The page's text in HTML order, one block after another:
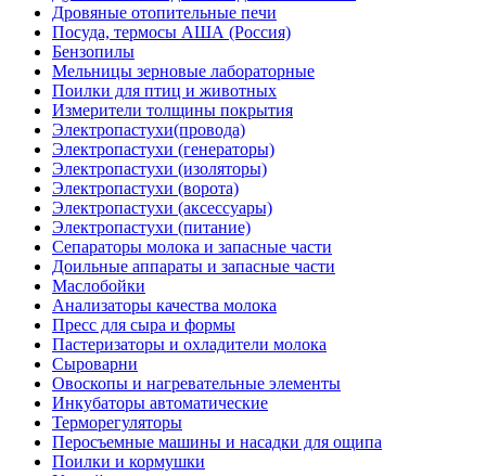
Дровяные отопительные печи
Посуда, термосы АША (Россия)
Бензопилы
Мельницы зерновые лабораторные
Поилки для птиц и животных
Измерители толщины покрытия
Электропастухи(провода)
Электропастухи (генераторы)
Электропастухи (изоляторы)
Электропастухи (ворота)
Электропастухи (аксессуары)
Электропастухи (питание)
Сепараторы молока и запасные части
Доильные аппараты и запасные части
Маслобойки
Анализаторы качества молока
Пресс для сыра и формы
Пастеризаторы и охладители молока
Сыроварни
Овоскопы и нагревательные элементы
Инкубаторы автоматические
Терморегуляторы
Перосъемные машины и насадки для ощипа
Поилки и кормушки